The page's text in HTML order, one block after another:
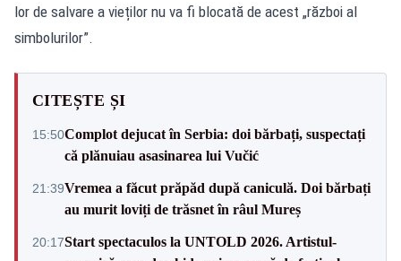
lor de salvare a vieților nu va fi blocată de acest „război al
simbolurilor”.
CITEȘTE ȘI
15:50Complot dejucat în Serbia: doi bărbați, suspectați
că plănuiau asasinarea lui Vučić
21:39Vremea a făcut prăpăd după caniculă. Doi bărbați
au murit loviți de trăsnet în râul Mureș
20:17Start spectaculos la UNTOLD 2026. Artistul-